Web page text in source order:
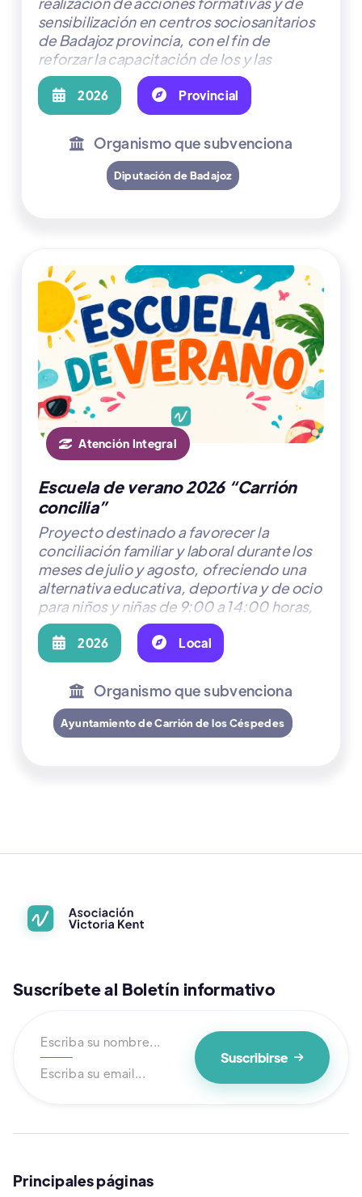
sensibilización en centros sociosanitarios
de Badajoz provincia, con el fin de
reforzar la capacitación de los y las
profesionales para la prevención,
detección y actuación ante casos de
violencia de género y sexual.
 2026  Provincial
 Organismo que subvenciona
Diputación de Badajoz
 Atención Integral
Escuela de verano 2026 “Carrión
concilia”
Proyecto destinado a favorecer la
conciliación familiar y laboral durante los
meses de julio y agosto, ofreciendo una
alternativa educativa, deportiva y de ocio
para niños y niñas de 9:00 a 14:00 horas,
en el edificio del comedor escolar y el
Complejo Deportivo Municipal de Carrión
de los Céspedes.
 2026  Local
 Organismo que subvenciona
Ayuntamiento de Carrión de los Céspedes
Suscríbete al Boletín informativo

Principales páginas